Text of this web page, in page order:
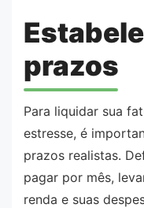
prazos
Para liquidar sua
estresse, é
prazos realistas.
pagar por mês,
renda e suas